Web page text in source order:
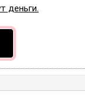
деньги.